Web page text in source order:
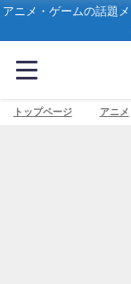
アニメ・ゲームの話題
トップページ アニメ